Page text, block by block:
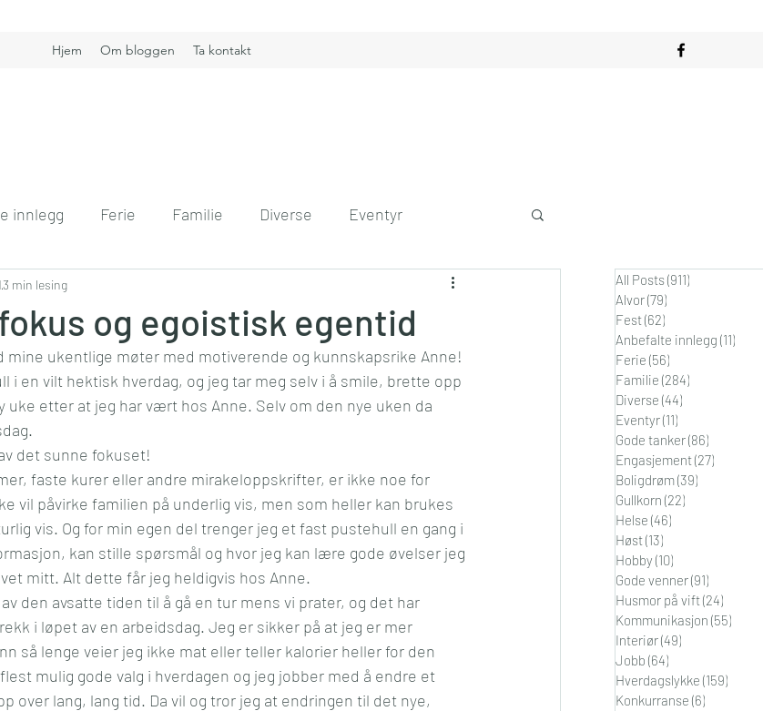
Hjem Om bloggen Ta kontakt
innlegg Ferie Familie Diverse Eventyr
Kommunikasjon Interiør Jobb Hverdagslykke
og egoistisk egentid
3 min lesing
mine ukentlige møter med motiverende og kunnskapsrike Anne!
i en vilt hektisk hverdag, og jeg tar meg selv i å smile, brette opp
uke etter at jeg har vært hos Anne. Selv om den nye uken da
det sunne fokuset!
faste kurer eller andre mirakeloppskrifter, er ikke noe for
vil påvirke familien på underlig vis, men som heller kan brukes
vis. Og for min egen del trenger jeg et fast pustehull en gang i
kan stille spørsmål og hvor jeg kan lære gode øvelser jeg
mitt. Alt dette får jeg heldigvis hos Anne.
den avsatte tiden til å gå en tur mens vi prater, og det har
i løpet av en arbeidsdag. Jeg er sikker på at jeg er mer
så lenge veier jeg ikke mat eller teller kalorier heller for den
mulig gode valg i hverdagen og jeg jobber med å endre et
over lang, lang tid. Da vil og tror jeg at endringen til det nye,
All Posts(911)
Alvor(79)
Fest(62)
Anbefalte innlegg (11)
Ferie (56)
Familie (284)
Diverse (44)
Eventyr(11)
Gode tanker(86)
Engasjement(27)
Boligdrøm(39)
Gullkorn (22)
Helse (46)
Høst(13)
Hobby (10)
Gode venner(91)
Husmor på vift(24)
Kommunikasjon (55)
Interiør(49)
Jobb (64)
Hverdagslykke (159)
Konkurranse (6)